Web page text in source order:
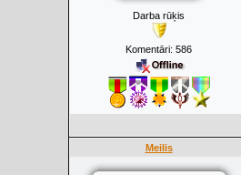
Darba rūķis
Komentāri: 586
Meilis